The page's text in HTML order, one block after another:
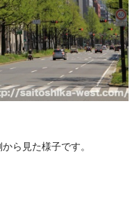
ら見た様子です。